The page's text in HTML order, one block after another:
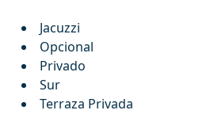
Jacuzzi
Opcional
Privado
Sur
Terraza Privada